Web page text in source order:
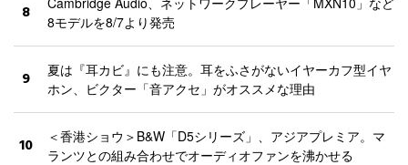
8
8モデルを8/7より発売
9
夏は『耳カビ』にも注意。耳をふさがないイヤーカフ型イヤ
ホン、ビクター「音アクセ」がオススメな理由
10
＜香港ショウ＞B&W「D5シリーズ」、アジアプレミア。マ
ランツとの組み合わせでオーディオファンを沸かせる